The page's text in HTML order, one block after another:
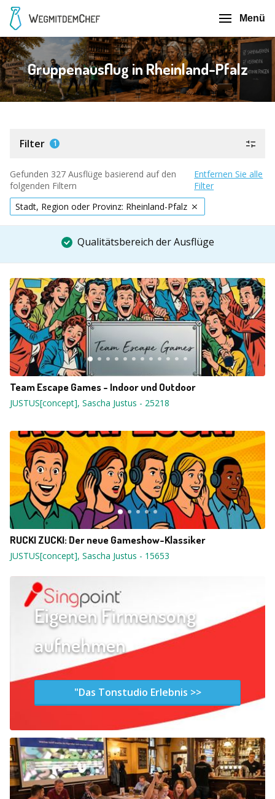
Menü
Gruppenausflug in Rheinland-Pfalz
Filter 1
Gefunden 327 Ausflüge basierend auf den
folgenden Filtern
Entfernen Sie alle
Filter
Stadt, Region oder Provinz: Rheinland-Pfalz
Qualitätsbereich der Ausflüge
Team Escape Games - Indoor und Outdoor
JUSTUS[concept], Sascha Justus - 25218
RUCKI ZUCKI: Der neue Gameshow-Klassiker
JUSTUS[concept], Sascha Justus - 15653
Eigenen Firmensong
aufnehmen
"Das Tonstudio Erlebnis >>